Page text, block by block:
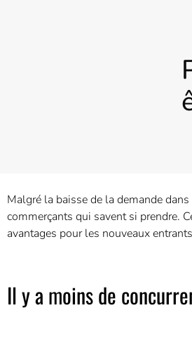
Malgré la baisse de la demande
commerçants qui savent si prendre.
avantages pour les nouveaux
Il y a moins de